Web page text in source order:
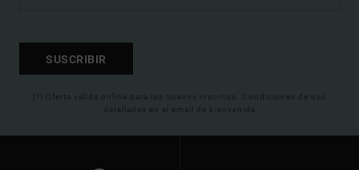
SUSCRIBIR
(*) Oferta valida online para los nuevos inscritos. Condiciones de uso
detalladas en el email de bienvenida